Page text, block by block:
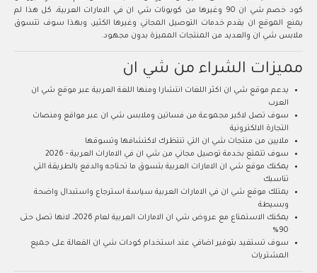
كود خصم شي ان 90 وغيرها من كوبونات شي ان في الامارات العربية، كل هذا لم
يمنع الموقع ان يقدم خدمات التوصيل المجاني وغيرها الكثير، وبهذا سوف تتسوق
ملابس شي ان والعديد من المنتجات المميزة بدون مجهود.
مميزات الشراء من شي ان
يدعم موقع شي ان اكثر اللغات انتشارا ومنها اللغة العربية عبر موقع شي ان
العرب
سوف تصل لاكبر مجموعة من فساتين وملابس شي ان عبر مواقع ومنصات
التجارة الالكترونية
ملايين من منتجات شي ان التي تنتظرك لاكتشافها وتسوقها
سوف تتمتع بخدمة توصيل مجاني من شي ان في الامارات العربية - 2026
يمكنك موقع شي ان الامارات العربية بتسوق ما تحتاجه والدفع بالطريقة التي
تناسبك
يمتلك موقع شي ان في الامارات العربية سياسة استرجاع واستبدال واضحة
وبسيطة
يمكنك الاستمتاع مع عروض شي ان الامارات العربية لعام 2026، لانها تصل حتى
90%
سوف تستفيد بتوفير اضافي عند استخدام كودات شي ان الفعالة على جميع
المشتريات